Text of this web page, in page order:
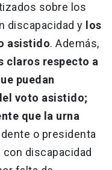
sobre los
discapacidad y los
asistido. Además,
claros respecto a
puedan
voto asistido;
que la urna
o presidenta
discapacidad